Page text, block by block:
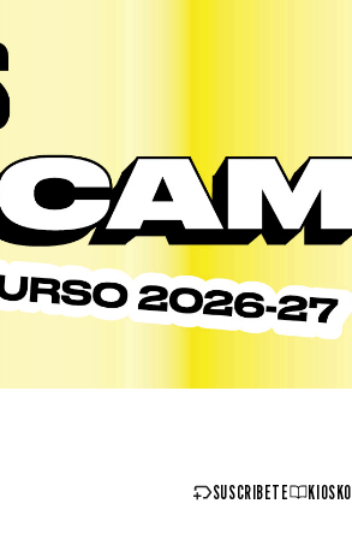
SUSCRIBETE KIOSKO